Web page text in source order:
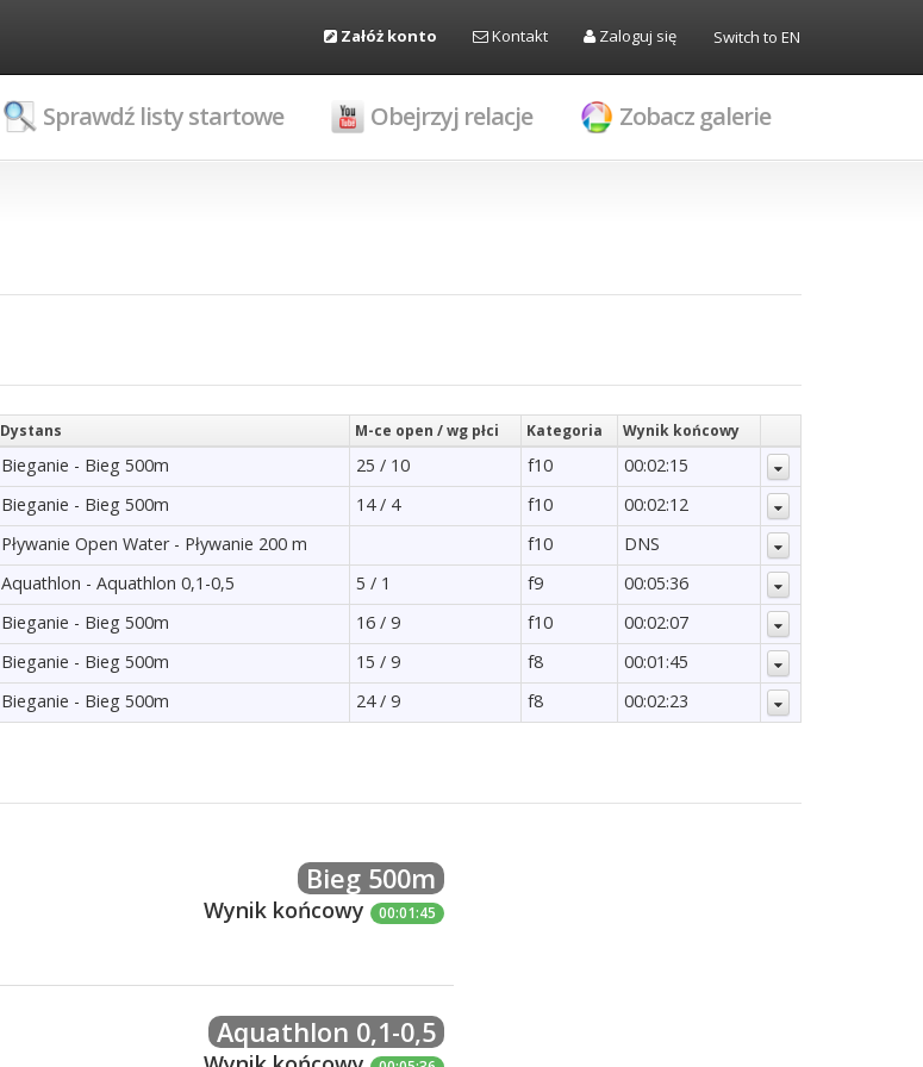
Załóż konto Kontakt Zaloguj się Switch to EN
Sprawdź listy startowe Obejrzyj relacje Zobacz galerie
Dystans M-ce open / wg płci Kategoria Wynik końcowy
Bieganie - Bieg 500m 25 / 10 f10
00:02:15
Bieganie - Bieg 500m 14 / 4 f10
00:02:12
Pływanie Open Water - Pływanie 200 m f10
DNS
Aquathlon - Aquathlon 0,1-0,5 5 / 1 f9
00:05:36
Bieganie - Bieg 500m 16 / 9 f10
00:02:07
Bieganie - Bieg 500m 15 / 9 f8
00:01:45
Bieganie - Bieg 500m 24 / 9 f8 00:02:23
Bieg 500m
Wynik końcowy 00:01:45
Aquathlon 0,1-0,5